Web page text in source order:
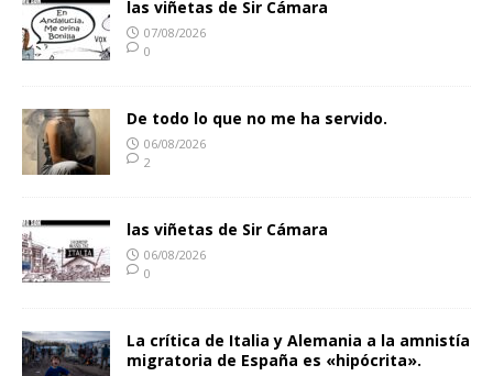
las viñetas de Sir Cámara
07/08/2026
0
De todo lo que no me ha servido.
06/08/2026
2
las viñetas de Sir Cámara
06/08/2026
0
La crítica de Italia y Alemania a la amnistía
migratoria de España es «hipócrita».